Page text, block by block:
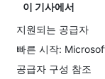
이 기사에서
지원되는 공급자
빠른 시작:
공급자 구성 참조